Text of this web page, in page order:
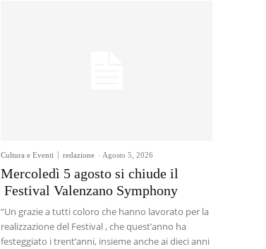
Cultura e Eventi redazione - Agosto 5, 2026
Mercoledì 5 agosto si chiude il
Festival Valenzano Symphony
“Un grazie a tutti coloro che hanno lavorato per la
realizzazione del Festival , che quest’anno ha
festeggiato i trent’anni, insieme anche ai dieci anni